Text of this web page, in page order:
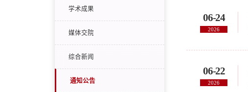
学术成果
媒体交院
综合新闻
通知公告
06-24
2026
06-22
2026